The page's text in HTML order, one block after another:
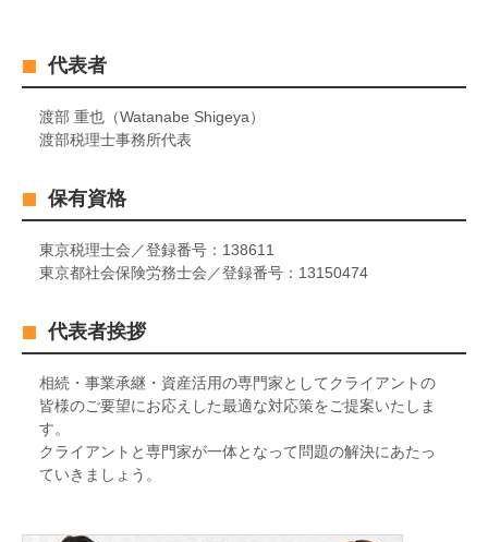
代表者
渡部 重也（Watanabe Shigeya）
渡部税理士事務所代表
保有資格
東京税理士会／登録番号：138611
東京都社会保険労務士会／登録番号：13150474
代表者挨拶
相続・事業承継・資産活用の専門家としてクライアントの
皆様のご要望にお応えした最適な対応策をご提案いたしま
す。
クライアントと専門家が一体となって問題の解決にあたっ
ていきましょう。